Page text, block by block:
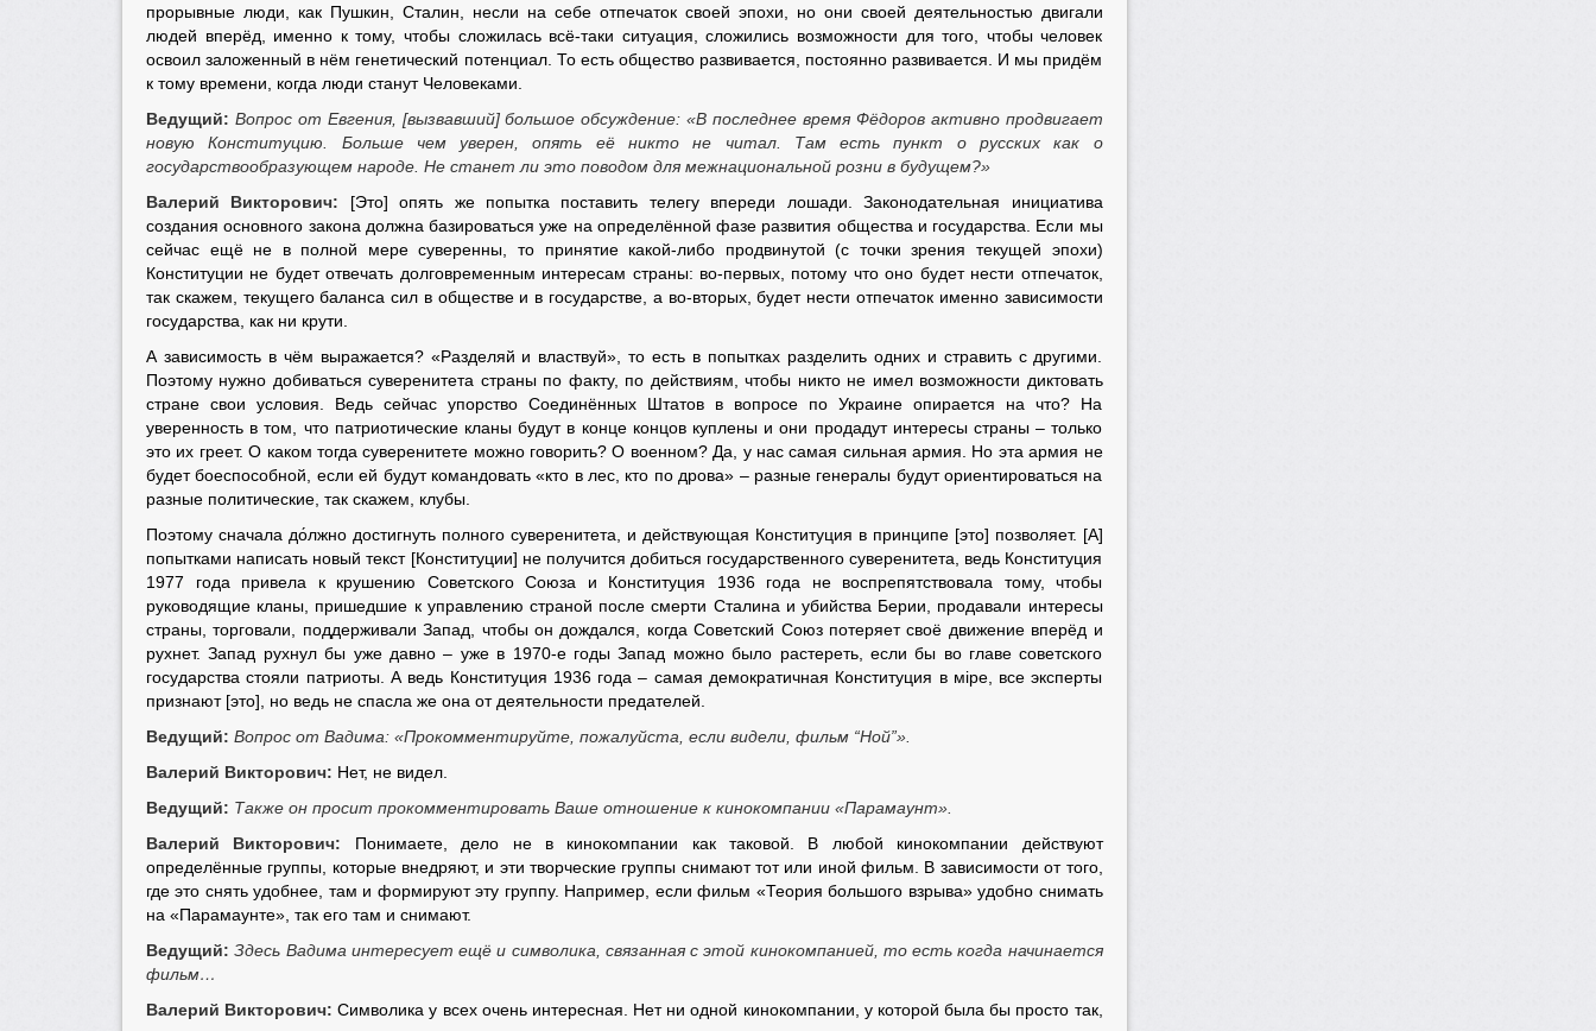
прорывные люди, как Пушкин, Сталин, несли на себе отпечаток своей эпохи, но они своей деятельностью двигали
людей вперёд, именно к тому, чтобы сложилась всё-таки ситуация, сложились возможности для того, чтобы человек
освоил заложенный в нём генетический потенциал. То есть общество развивается, постоянно развивается. И мы придём
к тому времени, когда люди станут Человеками.
Ведущий: Вопрос от Евгения, [вызвавший] большое обсуждение: «В последнее время Фёдоров активно продвигает
новую Конституцию. Больше чем уверен, опять её никто не читал. Там есть пункт о русских как о
государствообразующем народе. Не станет ли это поводом для межнациональной розни в будущем?»
Валерий Викторович: [Это] опять же попытка поставить телегу впереди лошади. Законодательная инициатива
создания основного закона должна базироваться уже на определённой фазе развития общества и государства. Если мы
сейчас ещё не в полной мере суверенны, то принятие какой-либо продвинутой (с точки зрения текущей эпохи)
Конституции не будет отвечать долговременным интересам страны: во-первых, потому что оно будет нести отпечаток,
так скажем, текущего баланса сил в обществе и в государстве, а во-вторых, будет нести отпечаток именно зависимости
государства, как ни крути.
А зависимость в чём выражается? «Разделяй и властвуй», то есть в попытках разделить одних и стравить с другими.
Поэтому нужно добиваться суверенитета страны по факту, по действиям, чтобы никто не имел возможности диктовать
стране свои условия. Ведь сейчас упорство Соединённых Штатов в вопросе по Украине опирается на что? На
уверенность в том, что патриотические кланы будут в конце концов куплены и они продадут интересы страны – только
это их греет. О каком тогда суверенитете можно говорить? О военном? Да, у нас самая сильная армия. Но эта армия не
будет боеспособной, если ей будут командовать «кто в лес, кто по дрова» – разные генералы будут ориентироваться на
разные политические, так скажем, клубы.
Поэтому сначала до́лжно достигнуть полного суверенитета, и действующая Конституция в принципе [это] позволяет. [А]
попытками написать новый текст [Конституции] не получится добиться государственного суверенитета, ведь Конституция
1977 года привела к крушению Советского Союза и Конституция 1936 года не воспрепятствовала тому, чтобы
руководящие кланы, пришедшие к управлению страной после смерти Сталина и убийства Берии, продавали интересы
страны, торговали, поддерживали Запад, чтобы он дождался, когда Советский Союз потеряет своё движение вперёд и
рухнет. Запад рухнул бы уже давно – уже в 1970-е годы Запад можно было растереть, если бы во главе советского
государства стояли патриоты. А ведь Конституция 1936 года – самая демократичная Конституция в мiре, все эксперты
признают [это], но ведь не спасла же она от деятельности предателей.
Ведущий: Вопрос от Вадима: «Прокомментируйте, пожалуйста, если видели, фильм “Ной”».
Валерий Викторович: Нет, не видел.
Ведущий: Также он просит прокомментировать Ваше отношение к кинокомпании «Парамаунт».
Валерий Викторович: Понимаете, дело не в кинокомпании как таковой. В любой кинокомпании действуют
определённые группы, которые внедряют, и эти творческие группы снимают тот или иной фильм. В зависимости от того,
где это снять удобнее, там и формируют эту группу. Например, если фильм «Теория большого взрыва» удобно снимать
на «Парамаунте», так его там и снимают.
Ведущий: Здесь Вадима интересует ещё и символика, связанная с этой кинокомпанией, то есть когда начинается
фильм…
Валерий Викторович: Символика у всех очень интересная. Нет ни одной кинокомпании, у которой была бы просто так,